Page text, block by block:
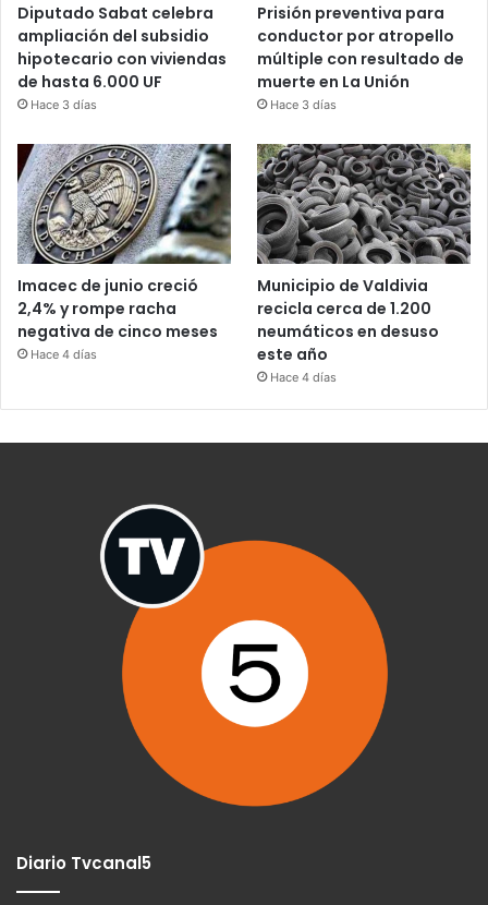
Diputado Sabat celebra
ampliación del subsidio
hipotecario con viviendas
de hasta 6.000 UF
Hace 3 días
Prisión preventiva para
conductor por atropello
múltiple con resultado de
muerte en La Unión
Hace 3 días
Imacec de junio creció
2,4% y rompe racha
negativa de cinco meses
Hace 4 días
Municipio de Valdivia
recicla cerca de 1.200
neumáticos en desuso
este año
Hace 4 días
Diario Tvcanal5